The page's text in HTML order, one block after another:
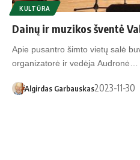
KULTŪRA
Dainų ir muzikos šventė
Apie pusantro šimto vietų salė
organizatorė ir vedėja Audronė…
Algirdas Garbauskas2023-11-30